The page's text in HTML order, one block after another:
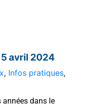
avril 2024
, Infos pratiques,
années dans le